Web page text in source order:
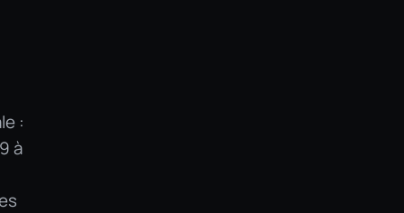
:
à